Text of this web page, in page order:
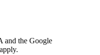
and the Google
apply.